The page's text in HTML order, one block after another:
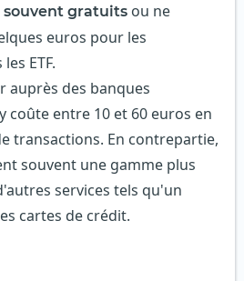
gratuits ou ne
euros pour les
ETF.
auprès des banques
coûte entre 10 et 60 euros en
transactions. En contrepartie,
souvent une gamme plus
services tels qu'un
cartes de crédit.